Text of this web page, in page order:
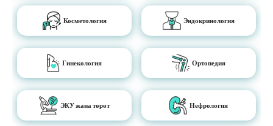
Косметология Эндокринология
Гинекология Ортопедия
ЭКУ жана төрөт Нефрология